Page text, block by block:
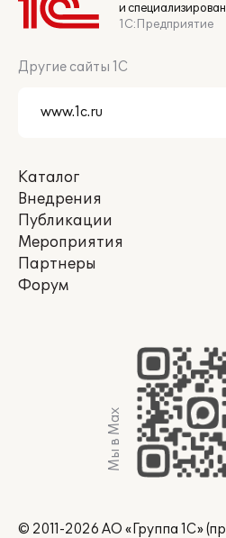
и
1С:Предприятие
Другие сайты 1С
Каталог
Внедрения
Публикации
Мероприятия
Партнеры
Форум
Мы в Max
© 2011-2026 АО «Группа 1С»